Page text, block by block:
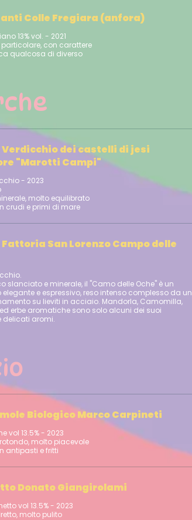
Colle Fregiara (anfora)
13% vol. - 2021
particolare, con carattere
qualcosa di diverso
Verdicchio dei castelli di jesi
"Marotti Campi"
- 2023
molto equilibrato
Perfetto con crudi e primi di mare
Fattoria San Lorenzo Campo delle
slanciato e minerale, il "Camo delle Oche" è un
e espressivo, reso intenso complesso da un
su lieviti in acciaio. Mandorla, Camomilla,
erbe aromatiche sono solo alcuni dei suoi
delicati aromi.
Biologico Marco Carpineti
vol 13.5% - 2023
molto piacevole
Donato Giangirolami
vol 13.5% - 2023
molto pulito